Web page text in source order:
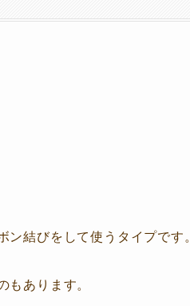
ン結びをして使うタイプです
あります。